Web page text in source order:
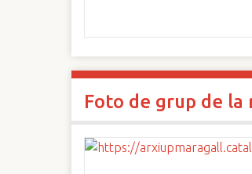
Foto de grup de la